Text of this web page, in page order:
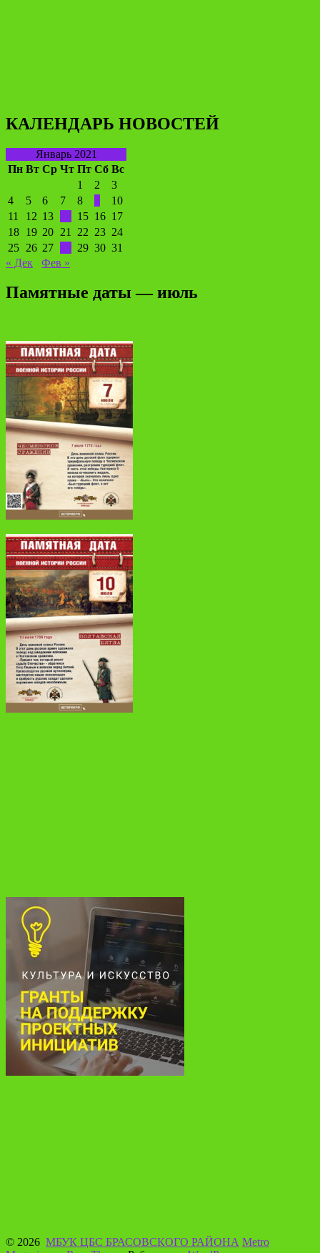
КАЛЕНДАРЬ НОВОСТЕЙ
Январь 2021
Пн Вт Ср Чт Пт Сб Вс
1
2
3
4
5 6 7 8
10
11
12 13 15 16 17
18 19 20 21 22 23 24
25 26 27 29 30 31
« Дек
Фев »
Памятные даты — июль
© 2026 МБУК ЦБС БРАСОВСКОГО РАЙОНА Metro